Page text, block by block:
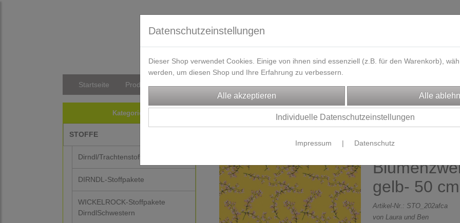
Startseite Produkte Versandkosten/Lieferzeit Kontakt / Öffnungszeiten Gutscheine
Kategorien
STOFFE
Dirndl/Trachtenstoffe
DIRNDL-Stoffpakete
WICKELROCK-Stoffpakete
DirndlSchwestern
STOFFE Blusen-/Kleiderstoffe
gelb- 50 cm
Artikel-Nr.: STO_202afca
von Laura und Ben
Datenschutzeinstellungen
Dieser Shop verwendet Cookies. Einige von ihnen sind essenziell (z.B. für den Warenkorb),
werden, um diesen Shop und Ihre Erfahrung zu verbessern.
Individuelle Datenschutzeinstellungen
Impressum | Datenschutz